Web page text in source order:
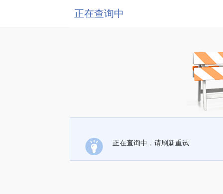
正在查询中
正在查询中，请刷新重试